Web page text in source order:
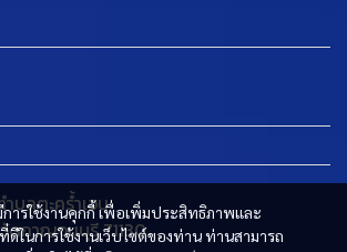
การใช้งานคุกกี้ เพื่อเพิ่มประสิทธิภาพและ
ในการใช้งานเว็บไซต์ของท่าน ท่านสามารถ
บลตะคร้ำเอน
ดกาญจนบุรี 71130